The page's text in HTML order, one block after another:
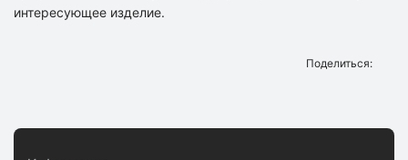
интересующее изделие.
Поделиться: